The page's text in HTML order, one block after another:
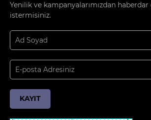
Yenilik ve kampanyalarımızdan
istermisiniz.
KAYIT